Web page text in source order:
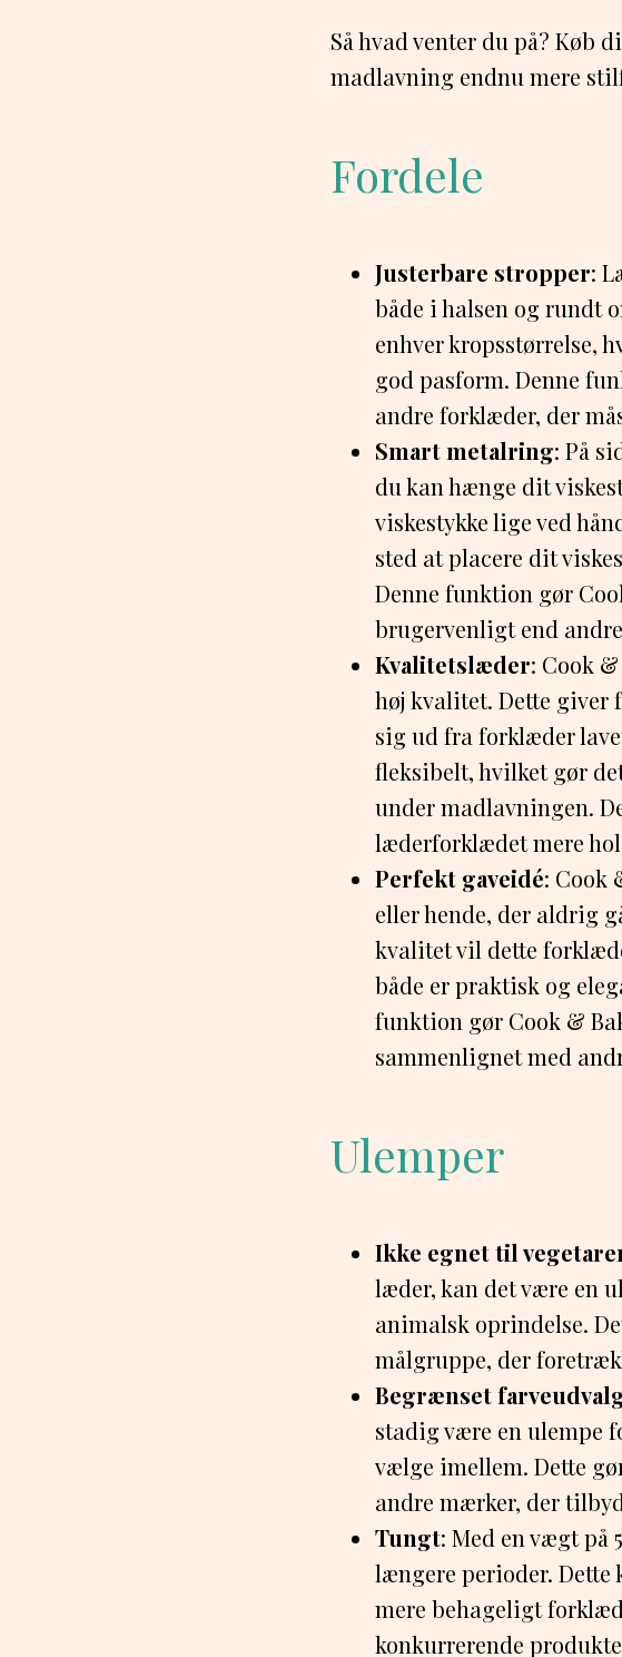
Så hvad venter du på? Køb
madlavning endnu mere
Fordele
Justerbare stropper:
både i halsen og rundt
enhver kropsstørrelse,
god pasform. Denne
andre forklæder, der
Smart metalring: På
du kan hænge dit
viskestykke lige ved
sted at placere dit
Denne funktion gør
brugervenligt end
Kvalitetslæder: Cook
høj kvalitet. Dette
sig ud fra forklæder
fleksibelt, hvilket gør
under madlavningen.
læderforklædet mere
Perfekt gaveidé: Cook
eller hende, der aldrig
kvalitet vil dette
både er praktisk og
funktion gør Cook &
sammenlignet med
Ulemper
Ikke egnet til
læder, kan det være en
animalsk oprindelse.
målgruppe, der
Begrænset
stadig være en ulempe
vælge imellem. Dette
andre mærker, der
Tungt: Med en vægt
længere perioder. Dette
mere behageligt
konkurrerende